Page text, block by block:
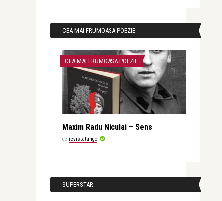
CEA MAI FRUMOASA POEZIE
CEA MAI FRUMOASA POEZIE
Maxim Radu Niculai – Sens
de revistatango
SUPERSTAR